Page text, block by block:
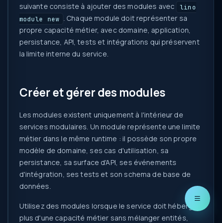
suivante consiste à ajouter des modules avec
lino
module new . Chaque module doit représenter sa
propre capacité métier, avec domaine, application,
persistance, API, tests et intégrations qui préservent
la limite interne du service.
Créer et gérer des modules
Les modules existent uniquement à l'intérieur de
services modulaires. Un module représente une limite
métier dans le même runtime : il possède son propre
modèle de domaine, ses cas d'utilisation, sa
persistance, sa surface d'API, ses événements
d'intégration, ses tests et son schema de base de
données.
Utilisez des modules lorsque le service doit héberger
plus d'une capacité métier sans mélanger entités,